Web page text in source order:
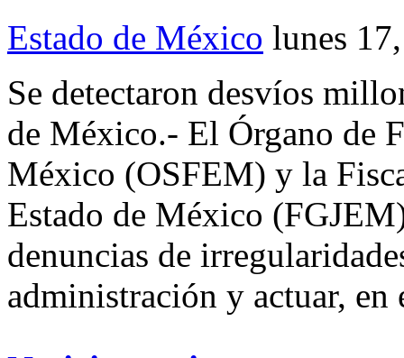
Estado de México lunes
Se detectaron desvíos
de México.- El Órgano de
México (OSFEM) y la
Estado de México
denuncias de
administración y actuar,